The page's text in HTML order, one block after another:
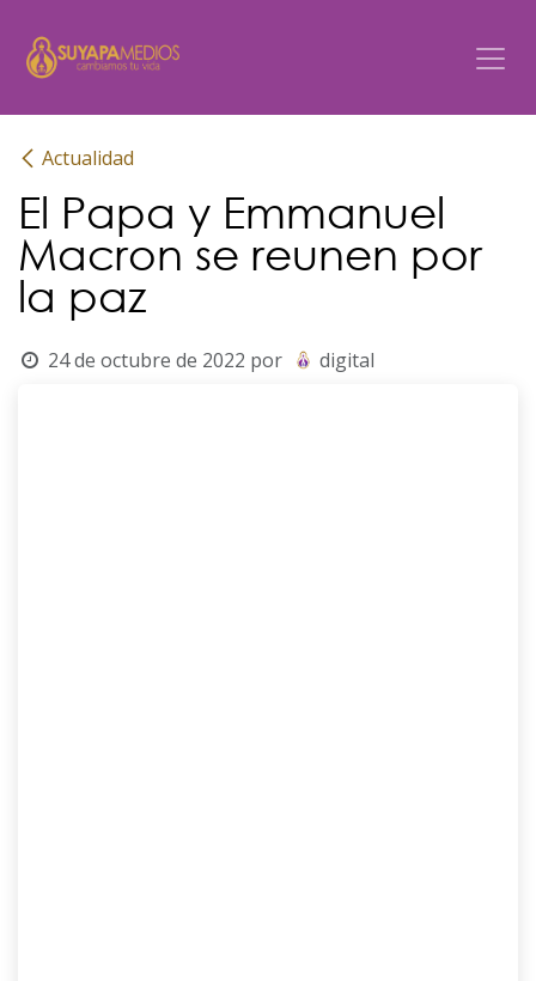
Actualidad
El Papa y Emmanuel
Macron se reunen por
la paz
24 de octubre de 2022 por digital